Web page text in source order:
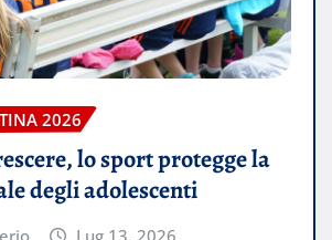
2026
lo sport protegge la
degli adolescenti